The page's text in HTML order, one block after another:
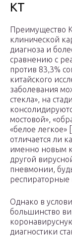
КТ
Преимущество
клинической
диагноза и
сравнению с
против 83,3%
китайского
заболевания
стекла», на
мостовой»,
«белое
отличается ли
именно новым
другой
пневмонии,
респираторные
Однако в
большинство
диагностики